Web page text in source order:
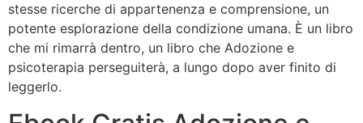
stesse ricerche di appartenenza e comprensione, un
potente esplorazione della condizione umana. È un libro
che mi rimarrà dentro, un libro che Adozione e
psicoterapia perseguiterà, a lungo dopo aver finito di
leggerlo.